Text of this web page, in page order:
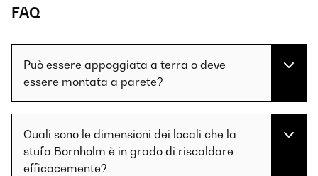
FAQ
Può essere appoggiata a terra o deve
essere montata a parete?
Quali sono le dimensioni dei locali che la
stufa Bornholm è in grado di riscaldare
efficacemente?